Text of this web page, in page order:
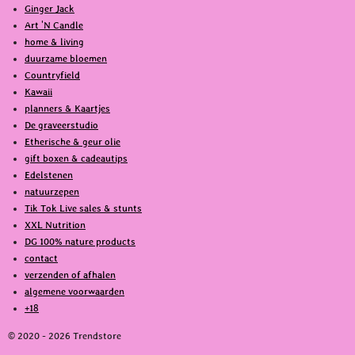
b
o
o
k
o
k
Ginger Jack
Art 'N Candle
home & living
duurzame bloemen
Countryfield
Kawaii
planners & Kaartjes
De graveerstudio
Etherische & geur olie
gift boxen & cadeautips
Edelstenen
natuurzepen
Tik Tok Live sales & stunts
XXL Nutrition
DG 100% nature products
contact
verzenden of afhalen
algemene voorwaarden
+18
© 2020 - 2026 Trendstore